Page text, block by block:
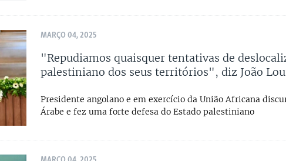
MARÇO 04, 2025
"Repudiamos quaisquer tentativas de
palestiniano dos seus territórios", diz João
Presidente angolano e em exercício da União Africana
Árabe e fez uma forte defesa do Estado palestiniano